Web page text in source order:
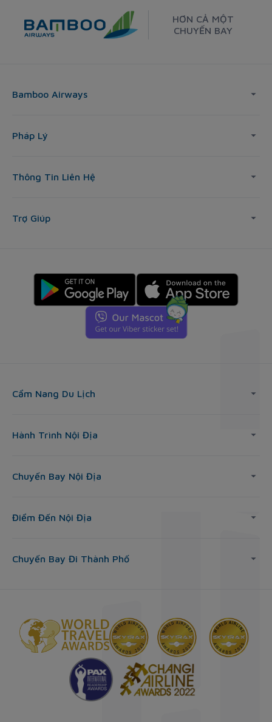
HƠN CẢ MỘT
CHUYẾN BAY
Bamboo Airways
Pháp Lý
Thông Tin Liên Hệ
Trợ Giúp
Cẩm Nang Du Lịch
Hành Trình Nội Địa
Chuyến Bay Nội Địa
Điểm Đến Nội Địa
Chuyến Bay Đi Thành Phố